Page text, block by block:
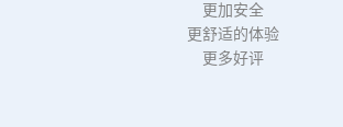
更加安全
更舒适的体验
更多好评